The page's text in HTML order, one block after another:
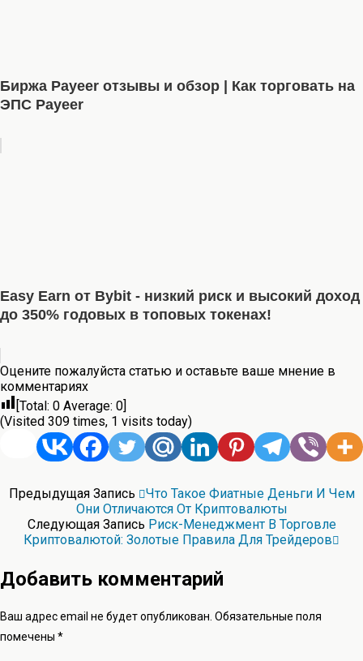
Биржа Payeer отзывы и обзор | Как торговать на
ЭПС Payeer
Easy Earn от Bybit - низкий риск и высокий доход
до 350% годовых в топовых токенах!
Оцените пожалуйста статью и оставьте ваше мнение в
комментариях
[Total: 0 Average: 0]
(Visited 309 times, 1 visits today)
Предыдущая Запись
Что Такое Фиатные Деньги И Чем
Они Отличаются От Криптовалюты
Следующая Запись Риск-Менеджмент В Торговле
Криптовалютой: Золотые Правила Для Трейдеров
Добавить комментарий
Ваш адрес email не будет опубликован. Обязательные поля
помечены *